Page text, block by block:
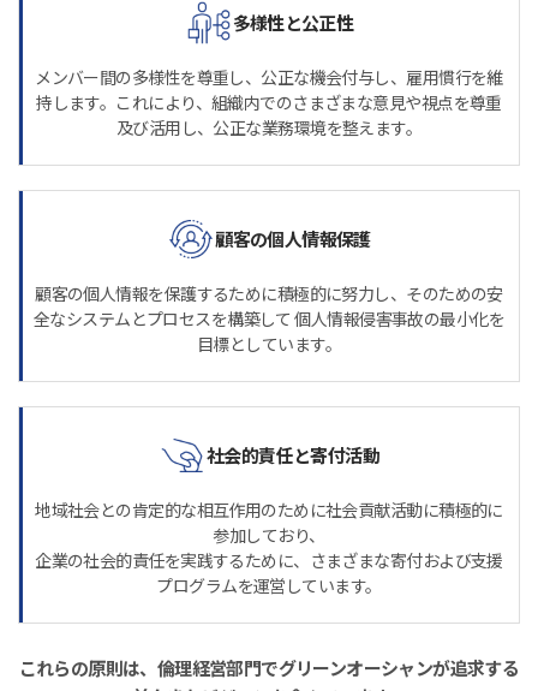
多様性と公正性
メンバー間の多様性を尊重し、公正な機会付与し、雇用慣行を維
持します。これにより、組織内でのさまざまな意見や視点を尊重
及び活用し、公正な業務環境を整えます。
顧客の個人情報保護
顧客の個人情報を保護するために積極的に努力し、そのための安
全なシステムとプロセスを構築して 個人情報侵害事故の最小化を
目標としています。
社会的責任と寄付活動
地域社会との肯定的な相互作用のために社会貢献活動に積極的に
参加しており、
企業の社会的責任を実践するために、さまざまな寄付および支援
プログラムを運営しています。
これらの原則は、倫理経営部門でグリーンオーシャンが追求する